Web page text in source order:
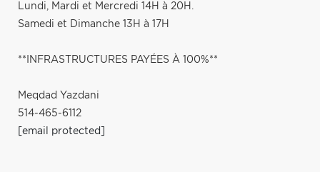
Lundi, Mardi et Mercredi 14H à 20H.
Samedi et Dimanche 13H à 17H
**INFRASTRUCTURES PAYÉES À 100%**
Meqdad Yazdani
514-465-6112
[email protected]